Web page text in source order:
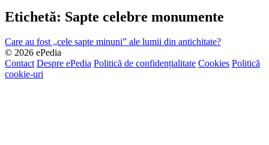
Etichetă: Sapte celebre monumente
Care au fost „cele sapte minuni” ale lumii din antichitate?
© 2026 ePedia
Contact Despre ePedia Politică de confidențialitate Cookies Politică
cookie-uri